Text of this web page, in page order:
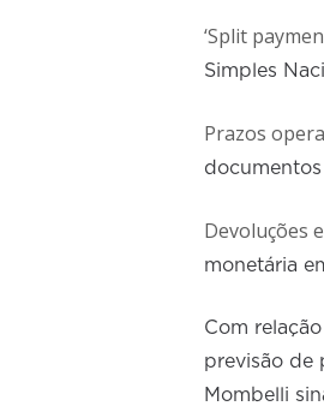
‘Split
Simples
Prazos
Devoluções
monetária
Com
previsão de
Mombelli